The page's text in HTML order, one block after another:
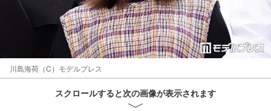
川島海荷（C）モデルプレス
スクロールすると次の画像が表示されます